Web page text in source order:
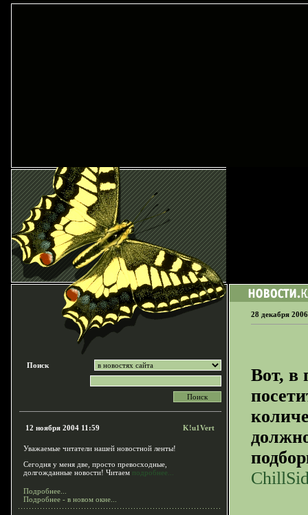
Поиск
12 ноября 2004 11:59 K!u1Vert
Уважаемые читатели нашей новостной ленты!
Сегодня у меня две, просто превосходные,
долгожданные новости! Читаем подробнее...
Подробнее...
Подробнее - в новом окне...
28 декабря
Вот, в